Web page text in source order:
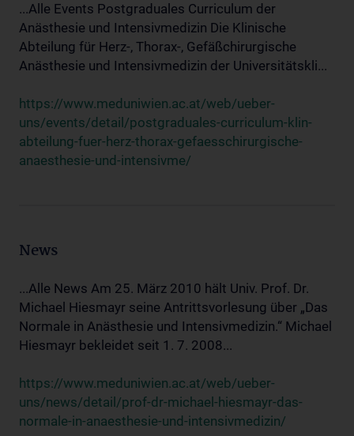
...Alle Events Postgraduales Curriculum der
Anästhesie und Intensivmedizin Die Klinische
Abteilung für Herz-, Thorax-, Gefäßchirurgische
Anästhesie und Intensivmedizin der Universitätskli...
https://www.meduniwien.ac.at/web/ueber-
uns/events/detail/postgraduales-curriculum-klin-
abteilung-fuer-herz-thorax-gefaesschirurgische-
anaesthesie-und-intensivme/
News
...Alle News Am 25. März 2010 hält Univ. Prof. Dr.
Michael Hiesmayr seine Antrittsvorlesung über „Das
Normale in Anästhesie und Intensivmedizin.“ Michael
Hiesmayr bekleidet seit 1. 7. 2008...
https://www.meduniwien.ac.at/web/ueber-
uns/news/detail/prof-dr-michael-hiesmayr-das-
normale-in-anaesthesie-und-intensivmedizin/